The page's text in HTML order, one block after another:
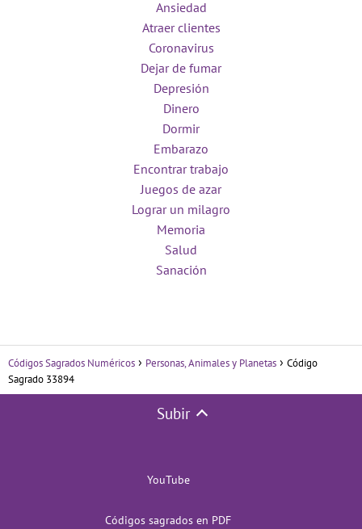
Ansiedad
Atraer clientes
Coronavirus
Dejar de fumar
Depresión
Dinero
Dormir
Embarazo
Encontrar trabajo
Juegos de azar
Lograr un milagro
Memoria
Salud
Sanación
Códigos Sagrados Numéricos Personas, Animales y Planetas
Código
Sagrado 33894
Subir
YouTube
Códigos sagrados en PDF